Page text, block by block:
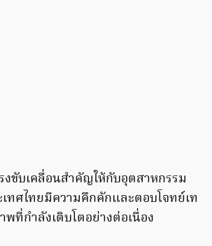
งขับเคลื่อนสำคัญให้กับอุตสาหกรรม
ทศไทยมีความคึกคักและตอบโจทย์เท
ที่กำลังเติบโตอย่างต่อเนื่อง